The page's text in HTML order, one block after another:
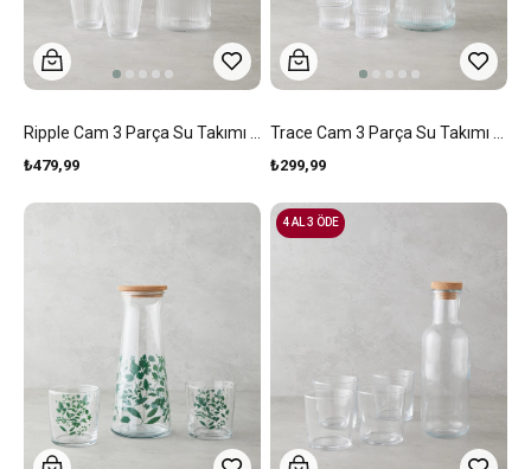
₺479,99 ₺299,99
4 AL 3 ÖDE